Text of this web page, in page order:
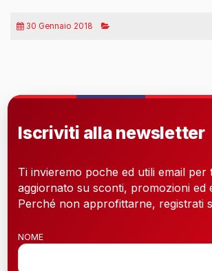
30 Gennaio 2018
Iscriviti alla newsletter
Ti invieremo poche ed utili email per
aggiornato su sconti, promozioni ed
Perché non approfittarne, registrati
NOME